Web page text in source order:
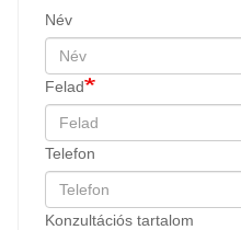
Név
Felad
Telefon
Konzultációs tartalom